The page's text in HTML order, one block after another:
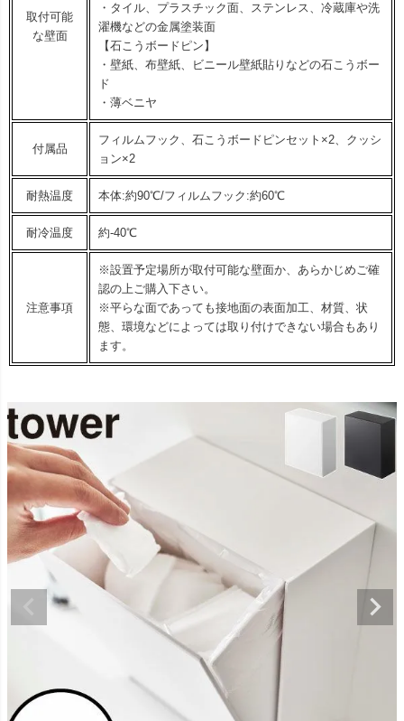
取付可能
な壁面
・タイル、プラスチック面、ステンレス、冷蔵庫や洗
濯機などの金属塗装面
【石こうボードピン】
・壁紙、布壁紙、ビニール壁紙貼りなどの石こうボー
ド
・薄ベニヤ
付属品
フィルムフック、石こうボードピンセット×2、クッシ
ョン×2
耐熱温度 本体:約90℃/フィルムフック:約60℃
耐冷温度 約-40℃
注意事項
※設置予定場所が取付可能な壁面か、あらかじめご確
認の上ご購入下さい。
※平らな面であっても接地面の表面加工、材質、状
態、環境などによっては取り付けできない場合もあり
ます。